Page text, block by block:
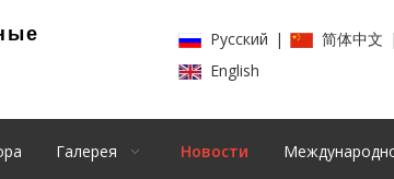
Pусский | 简体中文 |
English
Галерея Новости